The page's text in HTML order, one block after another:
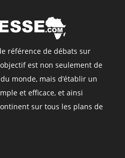
référence de débats sur
est non seulement de
monde, mais d’établir un
et efficace, et ainsi
sur tous les plans de